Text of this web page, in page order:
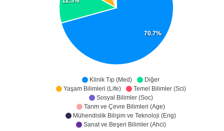
Klinik Tıp (Med)
Diğer
Yaşam Bilimleri (Life)
Temel Bilimler (Sci)
Sosyal Bilimler (Soc)
Tarım ve Çevre Bilimleri (Age)
Mühendislik Bilişim ve Teknoloji (Eng)
Sanat ve Beşeri Bilimler (Ahci)
70.7%